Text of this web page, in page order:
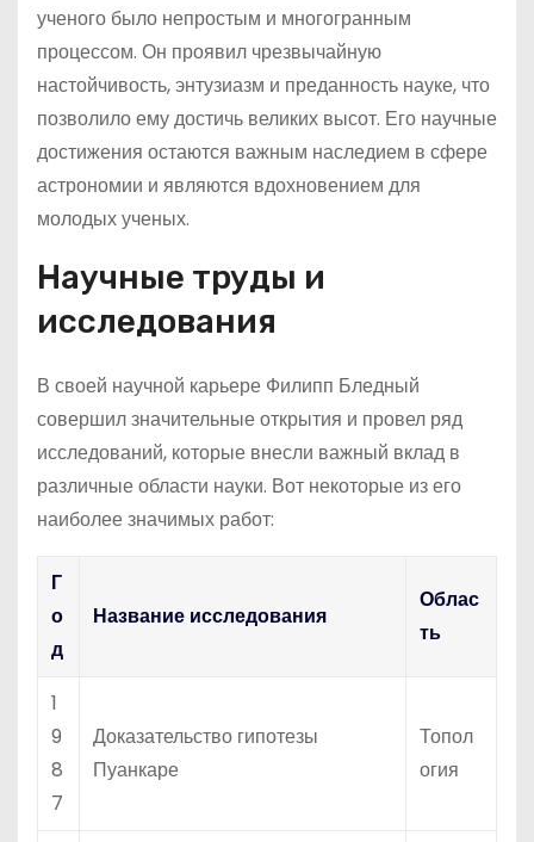
ученого было непростым и многогранным
процессом. Он проявил чрезвычайную
настойчивость, энтузиазм и преданность науке, что
позволило ему достичь великих высот. Его научные
достижения остаются важным наследием в сфере
астрономии и являются вдохновением для
молодых ученых.
Научные труды и
исследования
В своей научной карьере Филипп Бледный
совершил значительные открытия и провел ряд
исследований, которые внесли важный вклад в
различные области науки. Вот некоторые из его
наиболее значимых работ:
Г
о
д
Название исследования
Облас
ть
1
9
8
7
Доказательство гипотезы
Пуанкаре
Топол
огия